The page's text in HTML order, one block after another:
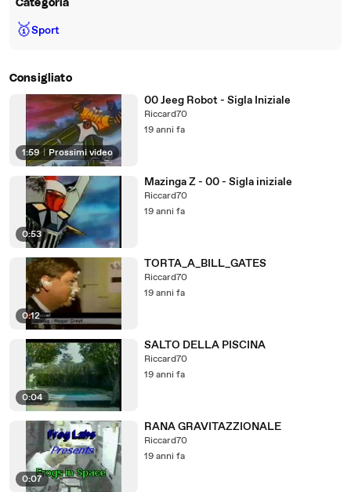
Categoria
🥇Sport
Consigliato
1:59 | Prossimi video
00 Jeeg Robot - Sigla Iniziale
Riccard70
19 anni fa
0:53
Mazinga Z - 00 - Sigla iniziale
Riccard70
19 anni fa
0:12
TORTA_A_BILL_GATES
Riccard70
19 anni fa
0:04
SALTO DELLA PISCINA
Riccard70
19 anni fa
0:07
RANA GRAVITAZZIONALE
Riccard70
19 anni fa